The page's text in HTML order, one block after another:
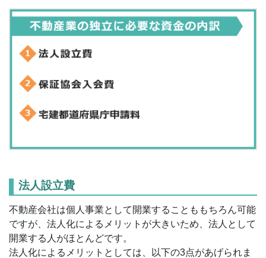
法人設立費
不動産会社は個人事業として開業することももちろん可能
ですが、法人化によるメリットが大きいため、法人として
開業する人がほとんどです。
法人化によるメリットとしては、以下の3点があげられま